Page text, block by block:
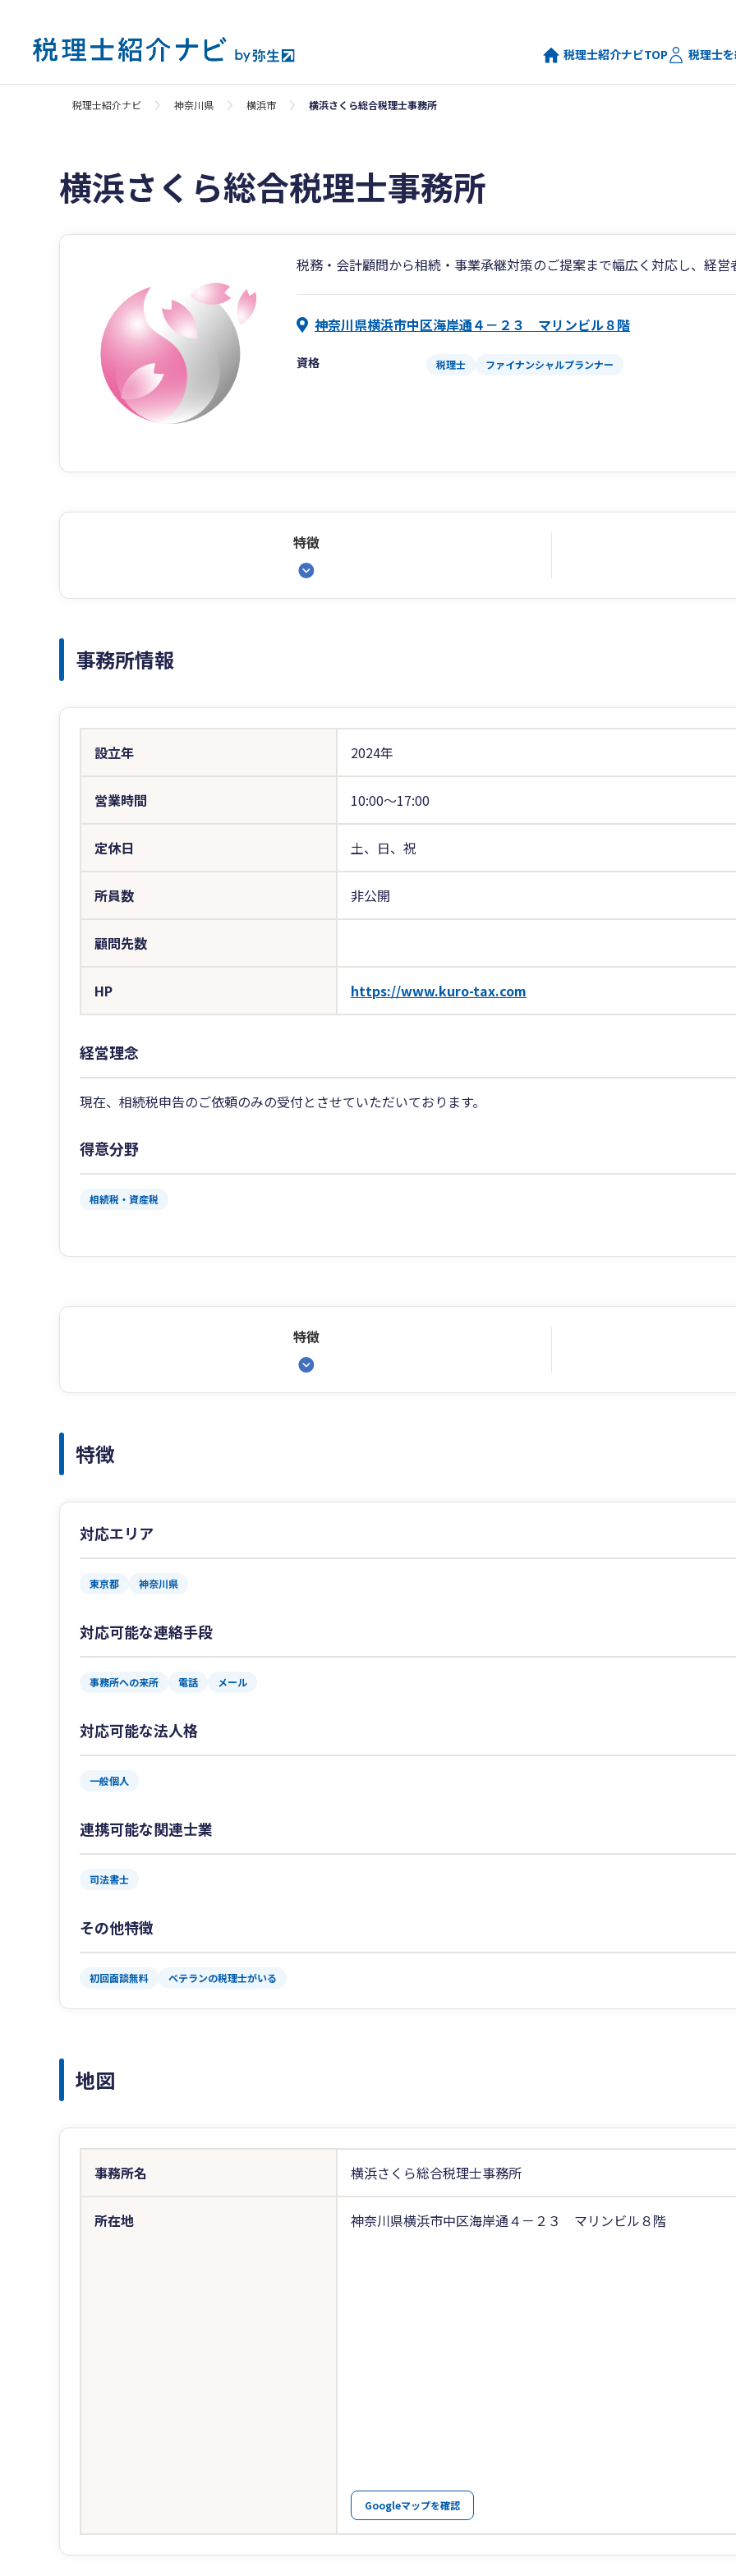
税理士紹介ナビTOP 税理士
税理士紹介ナビ 神奈川県 横浜市 横浜さくら総合税理士事務所
横浜さくら総合税理士事務所
税務・会計顧問から相続・事業承継対策のご提案まで幅広く対応し、経
神奈川県横浜市中区海岸通４－２３ マリンビル８階
資格 税理士 ファイナンシャルプランナー
特徴
事務所情報
設立年 2024年
営業時間 10:00〜17:00
定休日 土、日、祝
所員数 非公開
顧問先数
HP https://www.kuro-tax.com
経営理念
現在、相続税申告のご依頼のみの受付とさせていただいております。
得意分野
相続税・資産税
特徴
特徴
対応エリア
東京都 神奈川県
対応可能な連絡手段
事務所への来所 電話 メール
対応可能な法人格
一般個人
連携可能な関連士業
司法書士
その他特徴
初回面談無料 ベテランの税理士がいる
地図
事務所名 横浜さくら総合税理士事務所
所在地 神奈川県横浜市中区海岸通４－２３ マリンビル８階
Googleマップを確認